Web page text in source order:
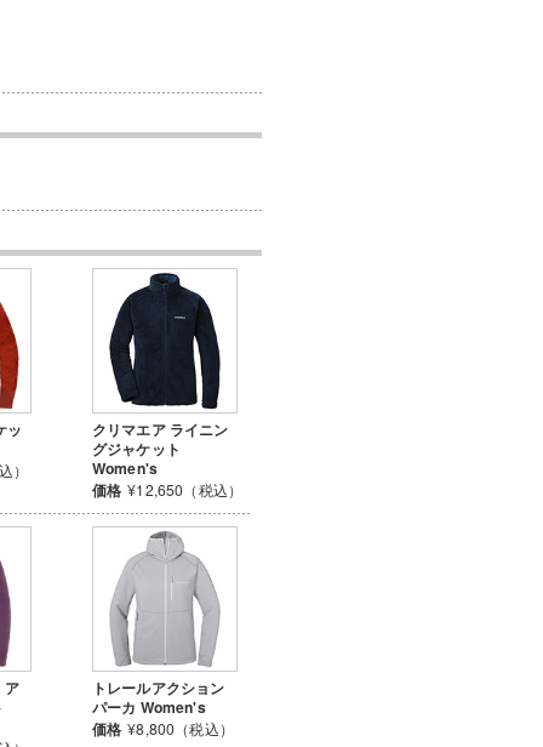
ッ
）
クリマエア ライニン
グジャケット
Women's
価格 ¥12,650（税込）
ア
トレールアクション
パーカ Women's
価格 ¥8,800（税込）